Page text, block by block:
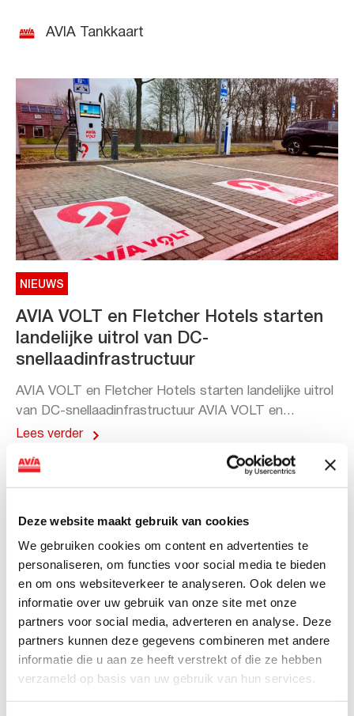
Deze website maakt gebruik van cookies
We gebruiken cookies om content en advertenties te
personaliseren, om functies voor social media te bieden
en om ons websiteverkeer te analyseren. Ook delen we
informatie over uw gebruik van onze site met onze
partners voor social media, adverteren en analyse. Deze
partners kunnen deze gegevens combineren met andere
informatie die u aan ze heeft verstrekt of die ze hebben
verzameld op basis van uw gebruik van hun services.
AVIA Tankkaart
NIEUWS
AVIA VOLT en Fletcher Hotels starten
landelijke uitrol van DC-
snellaadinfrastructuur
AVIA VOLT en Fletcher Hotels starten landelijke uitrol
van DC-snellaadinfrastructuur AVIA VOLT en...
Lees verder
ACTIE